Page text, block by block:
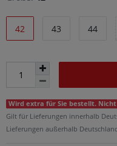
42 43 44
Wird extra für Sie bestellt.
Gilt für Lieferungen innerhalb
Lieferungen außerhalb